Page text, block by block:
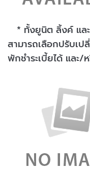
* ทั้งยูนิต ลิ้งค์ และ
สามารถเลือกปรับเ
พักชำระเบี้ยได้ และ